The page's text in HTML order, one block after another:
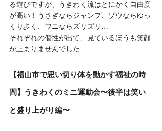
る遊びですが、うきわく流はとにかく自由度
が高い！うさぎならジャンプ、ゾウならゆっ
くり歩く、ワニならズリズリ…
それぞれの個性が出て、見ているほうも笑顔
が止まりませんでした
【福山市で思い切り体を動かす福祉の時
間】うきわくのミニ運動会〜後半は笑い
と盛り上がり編〜